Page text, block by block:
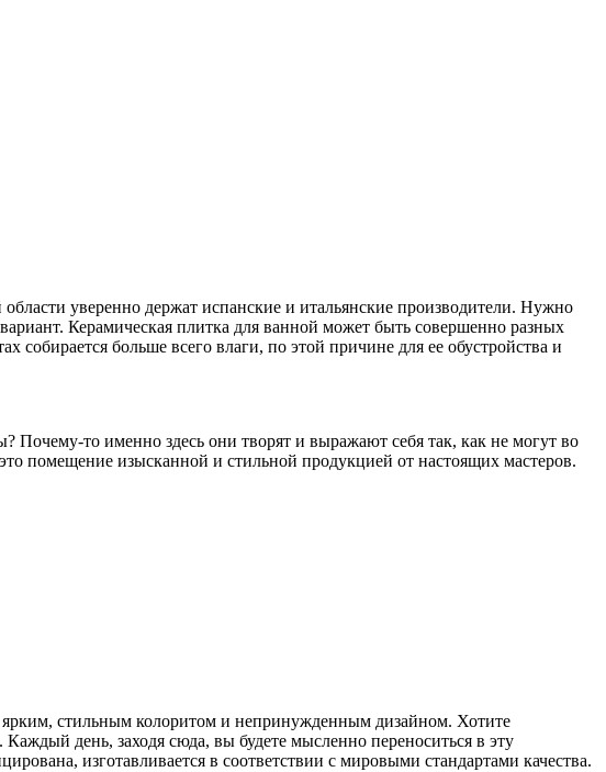
уверенно держат испанские и итальянские производители. Нужно
Керамическая плитка для ванной может быть совершенно разных
собирается больше всего влаги, по этой причине для ее обустройства и
то именно здесь они творят и выражают себя так, как не могут во
помещение изысканной и стильной продукцией от настоящих мастеров.
стильным колоритом и непринужденным дизайном. Хотите
Каждый день, заходя сюда, вы будете мысленно переноситься в эту
изготавливается в соответствии с мировыми стандартами качества.